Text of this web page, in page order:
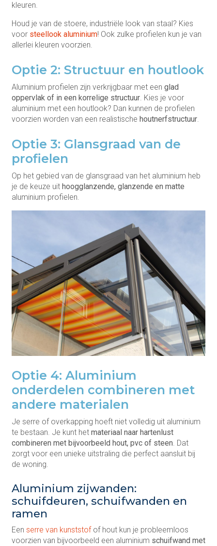
kleuren.
Houd je van de stoere, industriële look van staal? Kies
voor steellook aluminium! Ook zulke profielen kun je van
allerlei kleuren voorzien.
Optie 2: Structuur en houtlook
Aluminium profielen zijn verkrijgbaar met een glad
oppervlak of in een korrelige structuur. Kies je voor
aluminium met een houtlook? Dan kunnen de profielen
voorzien worden van een realistische houtnerfstructuur.
Optie 3: Glansgraad van de
profielen
Op het gebied van de glansgraad van het aluminium heb
je de keuze uit hoogglanzende, glanzende en matte
aluminium profielen.
Optie 4: Aluminium
onderdelen combineren met
andere materialen
Je serre of overkapping hoeft niet volledig uit aluminium
te bestaan. Je kunt het materiaal naar hartenlust
combineren met bijvoorbeeld hout, pvc of steen. Dat
zorgt voor een unieke uitstraling die perfect aansluit bij
de woning.
Aluminium zijwanden:
schuifdeuren, schuifwanden en
ramen
Een serre van kunststof of hout kun je probleemloos
voorzien van bijvoorbeeld een aluminium schuifwand met